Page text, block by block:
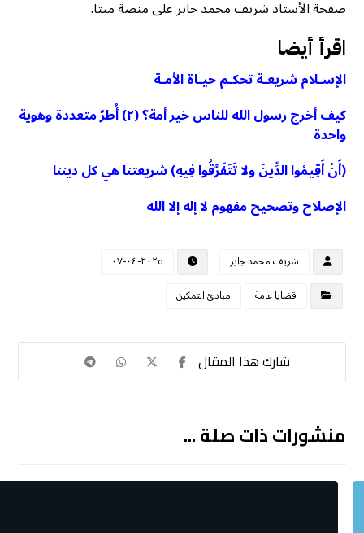
صفحة الأستاذ شريف محمد جابر على منصة ميتا.
اقرأ أيضا
الإسـلام شريعـة تحكـم حيـاة الأمـة
كيف أخرج رسول الله للناس خير أمة؟ (٢) أُطرٌ متعددة وهوية
واحدة
(أَنْ أَقِيمُوا الدِّينَ ولا تَتَفَرَّقُوا فِيهِ) شريعتنا هي كل ديننا
الإصلاح وتصحيح مفهوم لا إله إلا الله
شريف محمد جابر
٢٠٢٥-٠٤-٠٧
قضايا عامة
مبادئ التمكين
منشورات ذات صلة ...